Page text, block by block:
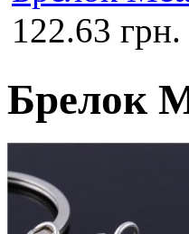
122.63 грн.
Брелок